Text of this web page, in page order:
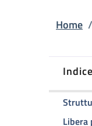
Home /
Indice
Libera